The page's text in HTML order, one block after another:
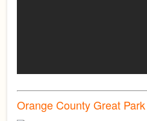
Orange County Great